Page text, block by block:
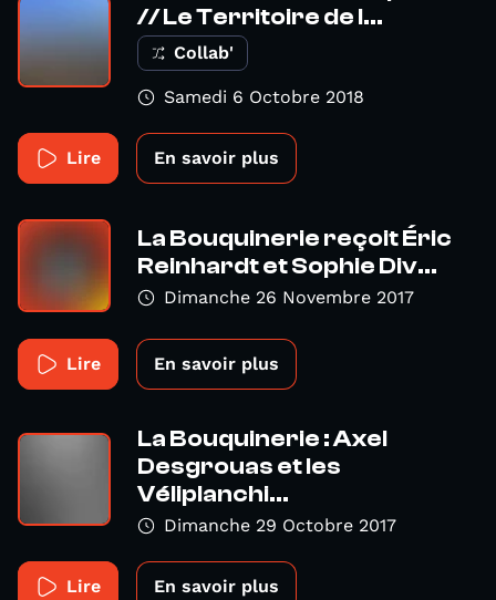
// Le Territoire de l...
Collab'
Samedi 6 Octobre 2018
Lire En savoir plus
La Bouquinerie reçoit Éric
Reinhardt et Sophie Div...
Dimanche 26 Novembre 2017
Lire En savoir plus
La Bouquinerie : Axel
Desgrouas et les
Véliplanchi...
Dimanche 29 Octobre 2017
Lire En savoir plus